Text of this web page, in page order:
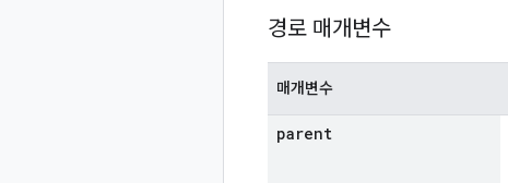
경로 매개변수
매개변수
parent